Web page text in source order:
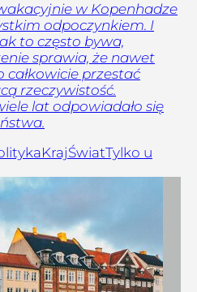
w Kopenhadze
odpoczynkiem. I
to często bywa,
sprawia, że nawet
przestać
rzeczywistość.
lat odpowiadało się
KrajŚwiatTylko u